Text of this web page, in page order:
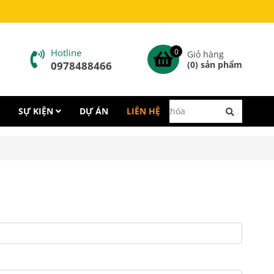
Hotline
0978488466
0
Giỏ hàng
(0) sản phẩm
SỰ KIỆN DỰ ÁN LIÊN HỆ